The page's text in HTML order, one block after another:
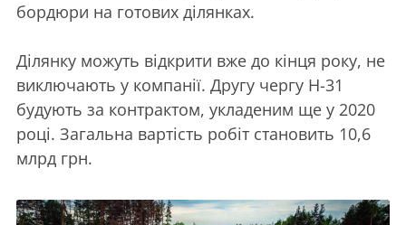
бордюри на готових ділянках.
Ділянку можуть відкрити вже до кінця року, не
виключають у компанії. Другу чергу Н-31
будують за контрактом, укладеним ще у 2020
році. Загальна вартість робіт становить 10,6
млрд грн.